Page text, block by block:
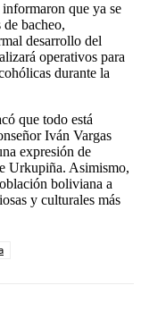
que ya se
bacheo,
desarrollo del
operativos para
durante la
que todo está
Iván Vargas
expresión de
Urkupiña. Asimismo,
boliviana a
y culturales más